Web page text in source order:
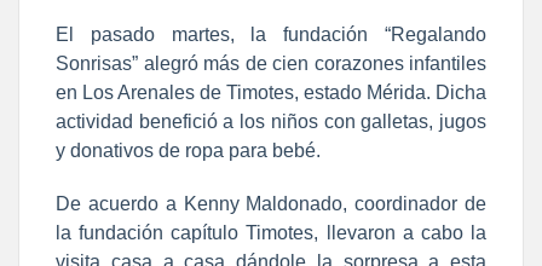
El pasado martes, la fundación “Regalando
Sonrisas” alegró más de cien corazones infantiles
en Los Arenales de Timotes, estado Mérida. Dicha
actividad benefició a los niños con galletas, jugos
y donativos de ropa para bebé.
De acuerdo a Kenny Maldonado, coordinador de
la fundación capítulo Timotes, llevaron a cabo la
visita casa a casa dándole la sorpresa a esta